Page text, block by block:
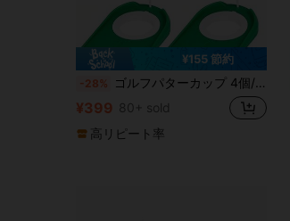
¥155 節約
-28% ゴルフパターカップ 4個/2個/1個セット、室内/屋外ゴルフパター練習用、耐久性と軽量、ゴルフホールトレーニングアクセサリー、ゴルファー、初心者、プロへの最適なギフト、ゴルフギフト
¥399 80+ sold
高リピート率